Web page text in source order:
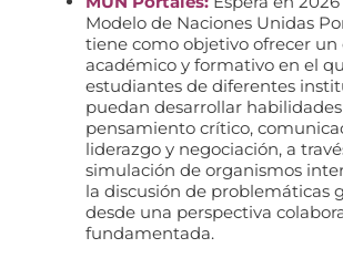
Modelo de Naciones Unidas
tiene como objetivo ofrecer un
académico y formativo en el
estudiantes de diferentes
puedan desarrollar
pensamiento crítico,
liderazgo y negociación, a
simulación de organismos
la discusión de problemáticas
desde una perspectiva
fundamentada.